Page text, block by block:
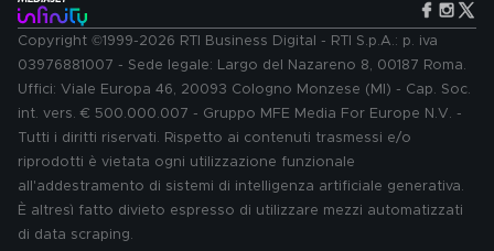
Copyright ©1999-2026 RTI Business Digital - RTI S.p.A.: p. iva
03976881007 - Sede legale: Largo del Nazareno 8, 00187 Roma.
Uffici: Viale Europa 46, 20093 Cologno Monzese (MI) - Cap. Soc.
int. vers. € 500.000.007 - Gruppo MFE Media For Europe N.V. -
Tutti i diritti riservati. Rispetto ai contenuti trasmessi e/o
riprodotti è vietata ogni utilizzazione funzionale
all'addestramento di sistemi di intelligenza artificiale generativa.
È altresì fatto divieto espresso di utilizzare mezzi automatizzati
di data scraping.